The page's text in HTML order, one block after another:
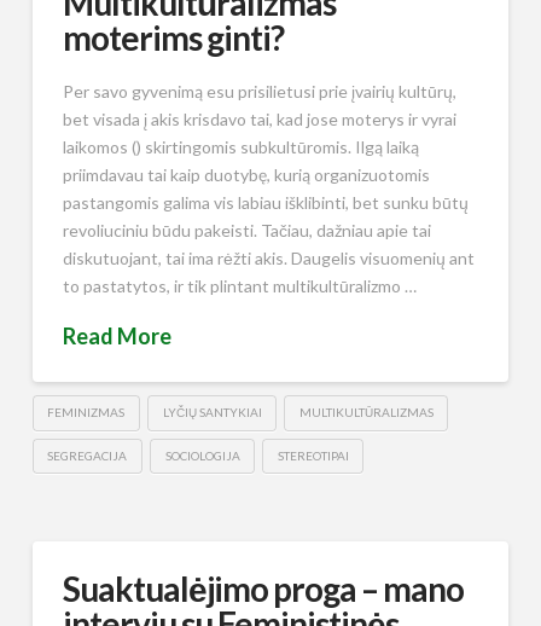
moterims ginti?
Per savo gyvenimą esu prisilietusi prie įvairių kultūrų,
bet visada į akis krisdavo tai, kad jose moterys ir vyrai
laikomos () skirtingomis subkultūromis. Ilgą laiką
priimdavau tai kaip duotybę, kurią organizuotomis
pastangomis galima vis labiau išklibinti, bet sunku būtų
revoliuciniu būdu pakeisti. Tačiau, dažniau apie tai
diskutuojant, tai ima rėžti akis. Daugelis visuomenių ant
to pastatytos, ir tik plintant multikultūralizmo …
Read More
FEMINIZMAS LYČIŲ SANTYKIAI MULTIKULTŪRALIZMAS
SEGREGACIJA SOCIOLOGIJA STEREOTIPAI
Suaktualėjimo proga – mano